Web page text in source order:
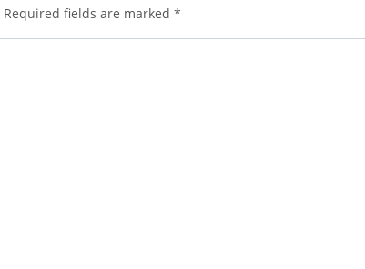
Required fields are marked *